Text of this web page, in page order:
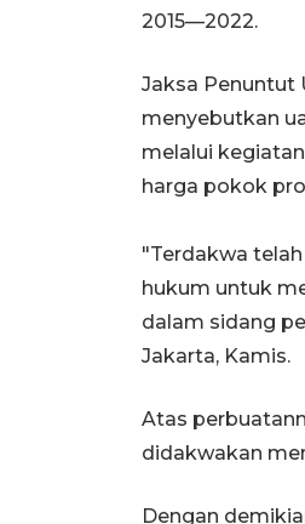
2015—2022.
Jaksa Penuntut
menyebutkan
melalui
harga pokok
"Terdakwa
hukum untuk
dalam sidang
Jakarta, Kamis.
Atas
didakwakan
Dengan